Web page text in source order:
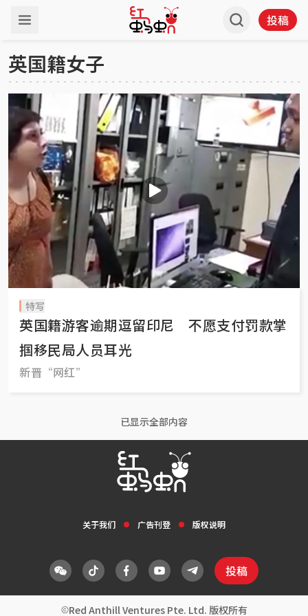
投稿
英国籍女子
特写
英国籍游客逾期逗留印尼 不愿支付罚款掌
掴移民局人员耳光
新晋“网红”
已显示全部内容
关于我们 广告刊登 版权说明
投稿
Red Anthill Ventures Pte. Ltd. 版权所有